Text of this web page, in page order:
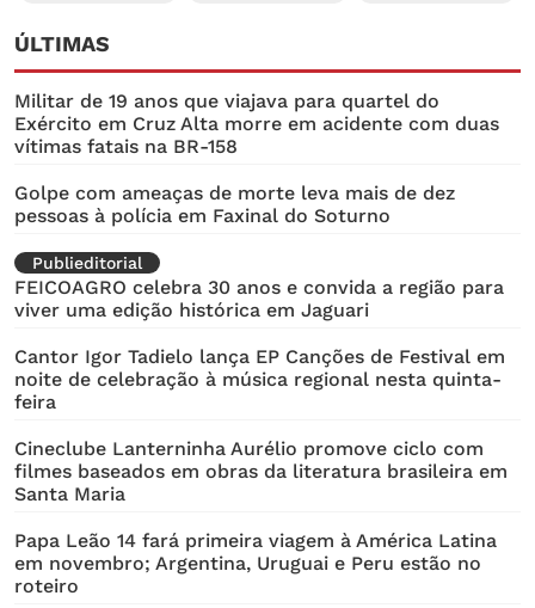
ÚLTIMAS
Militar de 19 anos que viajava para quartel do
Exército em Cruz Alta morre em acidente com duas
vítimas fatais na BR-158
Golpe com ameaças de morte leva mais de dez
pessoas à polícia em Faxinal do Soturno
Publieditorial
FEICOAGRO celebra 30 anos e convida a região para
viver uma edição histórica em Jaguari
Cantor Igor Tadielo lança EP Canções de Festival em
noite de celebração à música regional nesta quinta-
feira
Cineclube Lanterninha Aurélio promove ciclo com
filmes baseados em obras da literatura brasileira em
Santa Maria
Papa Leão 14 fará primeira viagem à América Latina
em novembro; Argentina, Uruguai e Peru estão no
roteiro